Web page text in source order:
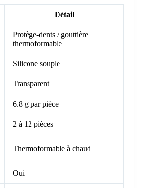
Détail
Protège-dents / gouttière
thermoformable
Silicone souple
Transparent
6,8 g par pièce
2 à 12 pièces
Thermoformable à chaud
Oui